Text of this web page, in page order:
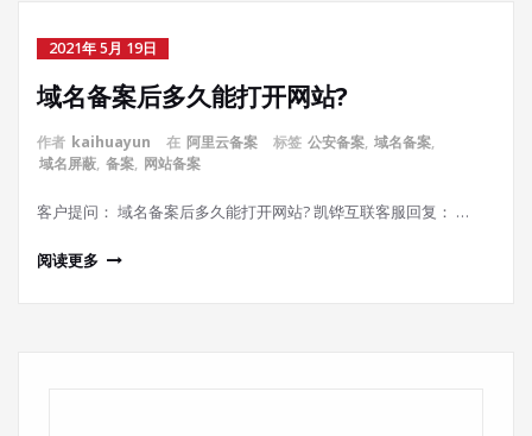
2021年 5月 19日
域名备案后多久能打开网站?
作者 kaihuayun 在 阿里云备案 标签 公安备案, 域名备案,
域名屏蔽, 备案, 网站备案
客户提问： 域名备案后多久能打开网站? 凯铧互联客服回复： …
阅读更多